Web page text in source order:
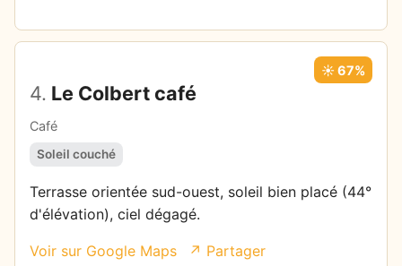
4. Le Colbert café
Café
☀️ 67%
Soleil couché
Terrasse orientée sud-ouest, soleil bien placé (44°
d'élévation), ciel dégagé.
Voir sur Google Maps ↗ Partager